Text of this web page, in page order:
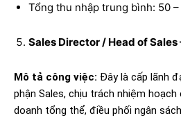
Tổng thu nhập trung bình: 50
Sales Director / Head of
Mô tả công việc: Đây là cấp lãnh
phận Sales, chịu trách nhiệm hoạch
doanh tổng thể, điều phối ngân